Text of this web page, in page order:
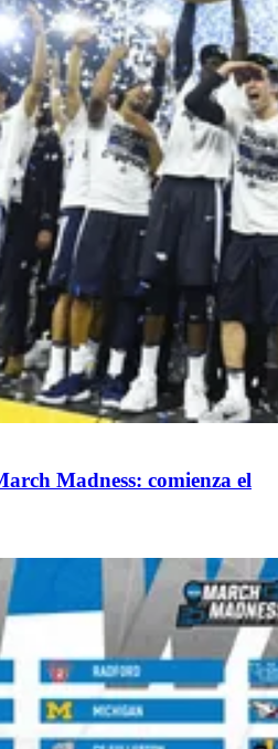
Madness: comienza el